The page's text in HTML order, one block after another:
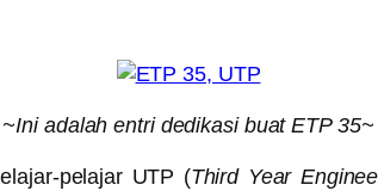
~Ini adalah entri dedikasi buat ETP 35~
pelajar UTP (Third Year